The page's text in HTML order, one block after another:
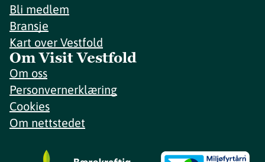
Bli medlem
Bransje
Kart over Vestfold
Om Visit Vestfold
Om oss
Personvernerklæring
Cookies
Om nettstedet